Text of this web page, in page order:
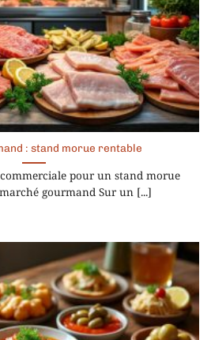
: stand morue rentable
pour un stand morue
gourmand Sur un [...]